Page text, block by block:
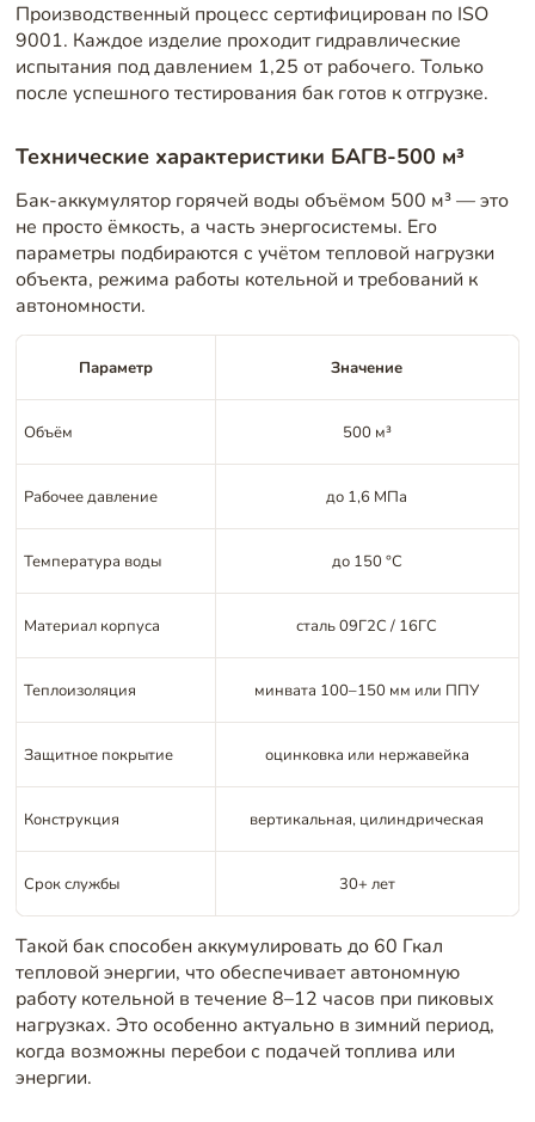
Производственный процесс сертифицирован по ISO
9001. Каждое изделие проходит гидравлические
испытания под давлением 1,25 от рабочего. Только
после успешного тестирования бак готов к отгрузке.
Технические характеристики БАГВ-500 м³
Бак-аккумулятор горячей воды объёмом 500 м³ — это
не просто ёмкость, а часть энергосистемы. Его
параметры подбираются с учётом тепловой нагрузки
объекта, режима работы котельной и требований к
автономности.
Параметр Значение
Объём 500 м³
Рабочее давление до 1,6 МПа
Температура воды до 150 °C
Материал корпуса сталь 09Г2С / 16ГС
Теплоизоляция минвата 100–150 мм или ППУ
Защитное покрытие оцинковка или нержавейка
Конструкция вертикальная, цилиндрическая
Срок службы 30+ лет
Такой бак способен аккумулировать до 60 Гкал
тепловой энергии, что обеспечивает автономную
работу котельной в течение 8–12 часов при пиковых
нагрузках. Это особенно актуально в зимний период,
когда возможны перебои с подачей топлива или
энергии.